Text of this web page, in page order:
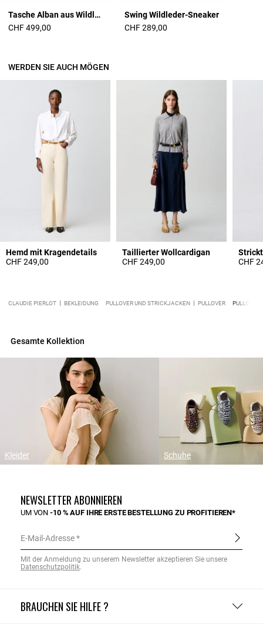
Tasche Alban aus Wildleder
CHF 499,00
Swing Wildleder-Sneaker
CHF 289,00
WERDEN SIE AUCH MÖGEN
Hemd mit Kragendetails
CHF 249,00
Taillierter Wollcardigan
CHF 249,00
CHF
CLAUDIE PIERLOT BEKLEIDUNG PULLOVER UND STRICKJACKEN PULLOVER PULLOVER
Gesamte Kollektion
Kleider Schuhe
BRAUCHEN SIE HILFE ?
NEWSLETTER ABONNIEREN
UM VON-10 % AUF IHRE ERSTE BESTELLUNG ZU PROFITIEREN*
E-Mail-Adresse
Mit der Anmeldung zu unserem Newsletter akzeptieren Sie unsere
Datenschutzpolitik.